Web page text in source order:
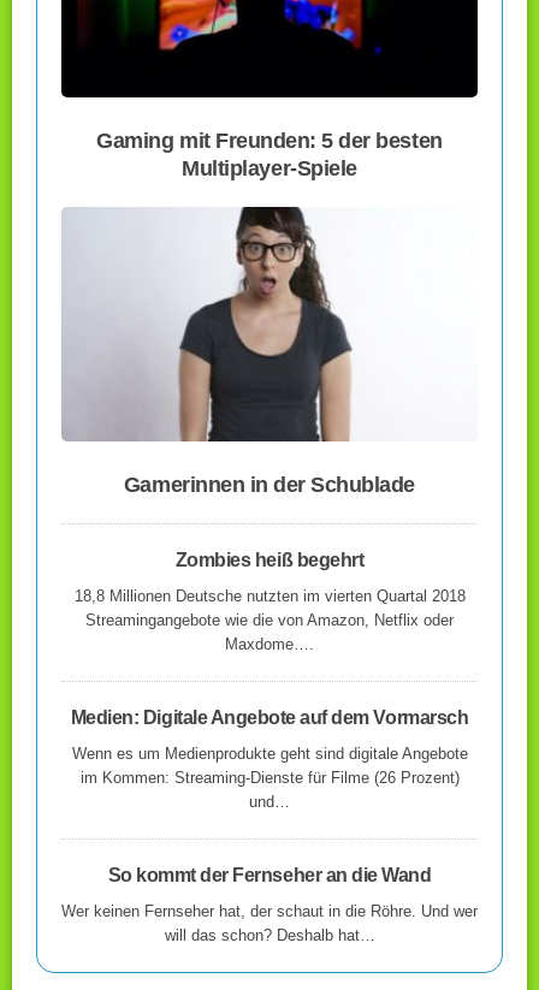
Gaming mit Freunden: 5 der besten
Multiplayer-Spiele
Gamerinnen in der Schublade
Zombies heiß begehrt
18,8 Millionen Deutsche nutzten im vierten Quartal 2018
Streamingangebote wie die von Amazon, Netflix oder
Maxdome….
Medien: Digitale Angebote auf dem Vormarsch
Wenn es um Medienprodukte geht sind digitale Angebote
im Kommen: Streaming-Dienste für Filme (26 Prozent)
und…
So kommt der Fernseher an die Wand
Wer keinen Fernseher hat, der schaut in die Röhre. Und wer
will das schon? Deshalb hat…